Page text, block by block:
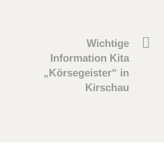
Wichtige
Information Kita
„Körsegeister“ in
Kirschau